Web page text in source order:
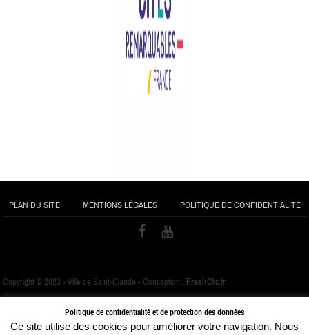
PLAN DU SITE MENTIONS LÉGALES POLITIQUE DE CONFIDENTIALITÉ
Copyright © 2023 - Ville de Saint-Claude - Conception : FreshClic.fr
Politique de confidentialité et de protection des données
Ce site utilise des cookies pour améliorer votre navigation. Nous